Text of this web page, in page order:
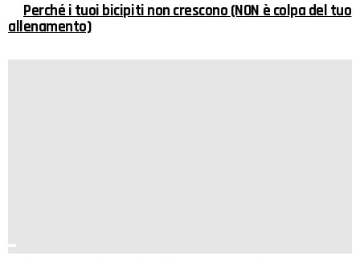
Perché i tuoi bicipiti non crescono (NON è colpa del tuo
allenamento)